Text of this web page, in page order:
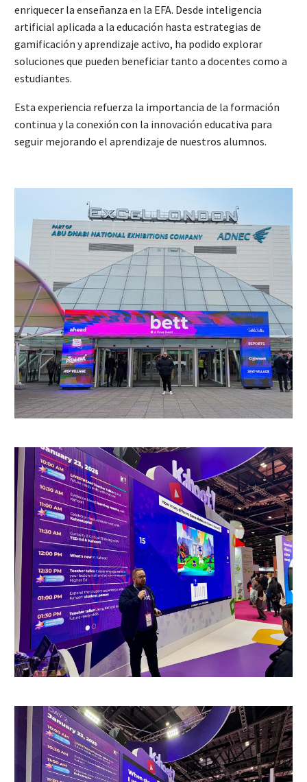
enriquecer la enseñanza en la EFA. Desde inteligencia
artificial aplicada a la educación hasta estrategias de
gamificación y aprendizaje activo, ha podido explorar
soluciones que pueden beneficiar tanto a docentes como a
estudiantes.
Esta experiencia refuerza la importancia de la formación
continua y la conexión con la innovación educativa para
seguir mejorando el aprendizaje de nuestros alumnos.